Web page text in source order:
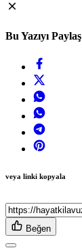
Bu Yazıyı Paylaş
veya linki kopyala
Beğen